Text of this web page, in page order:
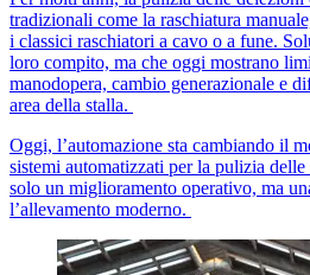
tradizionali come la raschiatura
i classici raschiatori a cavo o a fune.
loro compito, ma che oggi mostrano
manodopera, cambio generazionale e
area della stalla.
Oggi, l’automazione sta cambiando il
sistemi automatizzati per la pulizia
solo un miglioramento operativo, ma
l’allevamento moderno.